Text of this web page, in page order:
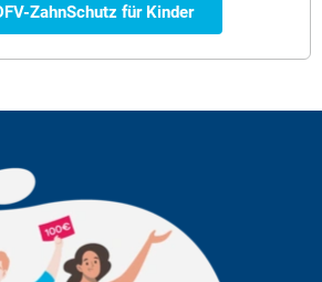
ZahnSchutz für Kinder